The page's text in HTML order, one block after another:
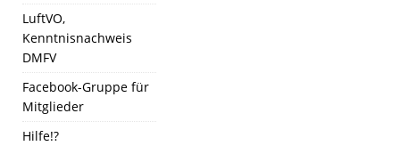
LuftVO,
Kenntnisnachweis
DMFV
Facebook-Gruppe für
Mitglieder
Hilfe!?